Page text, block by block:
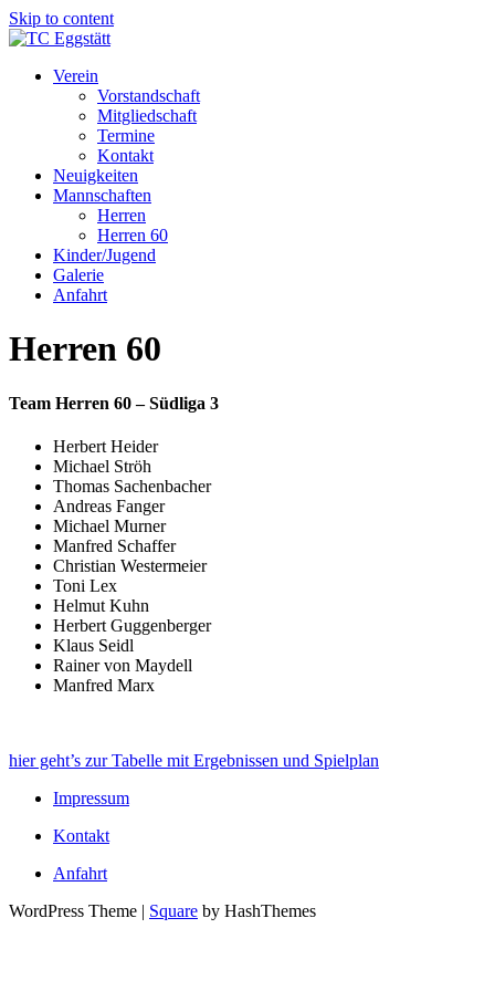
Skip to content
Verein
Vorstandschaft
Mitgliedschaft
Termine
Kontakt
Neuigkeiten
Mannschaften
Herren
Herren 60
Kinder/Jugend
Galerie
Anfahrt
Herren 60
Team Herren 60 – Südliga 3
Herbert Heider
Michael Ströh
Thomas Sachenbacher
Andreas Fanger
Michael Murner
Manfred Schaffer
Christian Westermeier
Toni Lex
Helmut Kuhn
Herbert Guggenberger
Klaus Seidl
Rainer von Maydell
Manfred Marx
hier geht’s zur Tabelle mit Ergebnissen und Spielplan
Impressum
Kontakt
Anfahrt
WordPress Theme | Square by HashThemes